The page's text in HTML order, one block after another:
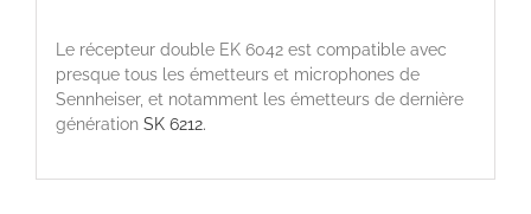
Le récepteur double EK 6042 est compatible avec
presque tous les émetteurs et microphones de
Sennheiser, et notamment les émetteurs de dernière
génération SK 6212.